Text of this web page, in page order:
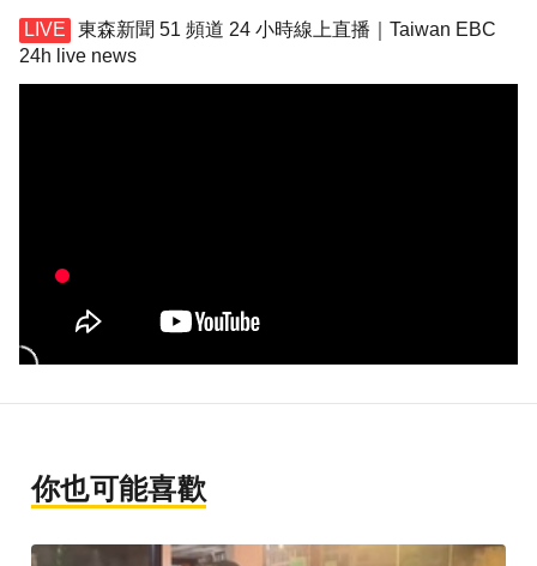
東森新聞 51 頻道 24 小時線上直播｜Taiwan EBC
24h live news
你也可能喜歡